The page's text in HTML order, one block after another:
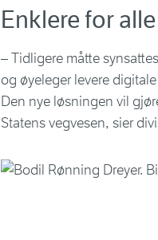
Enklere for alle
– Tidligere måtte
og øyeleger levere
Den nye løsningen vil
Statens vegvesen, sier